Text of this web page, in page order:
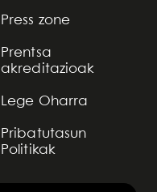
Press zone
Prentsa
akreditazioak
Lege Oharra
Pribatutasun
Politikak